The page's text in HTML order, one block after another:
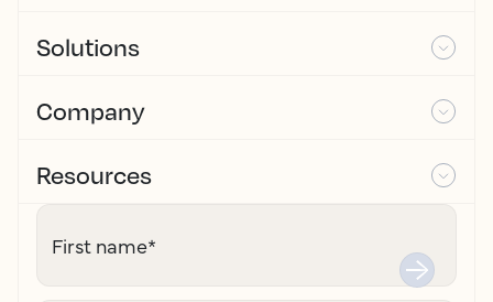
Solutions
Company
Resources
First name*